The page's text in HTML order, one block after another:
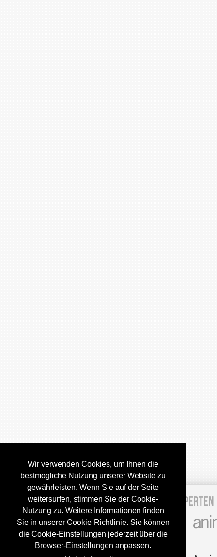
Wir verwenden Cookies, um Ihnen die
bestmögliche Nutzung unserer Website zu
gewährleisten. Wenn Sie auf der Seite
weitersurfen, stimmen Sie der Cookie-
Nutzung zu. Weitere Informationen finden
Sie in unserer Cookie-Richtlinie. Sie können
die Cookie-Einstellungen jederzeit über die
Browser-Einstellungen anpassen.
Hundefleischhandel·Tagebuch Experten